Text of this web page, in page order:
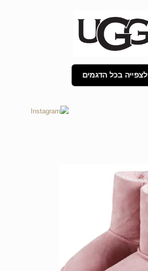
לצפייה בכל הדגמים